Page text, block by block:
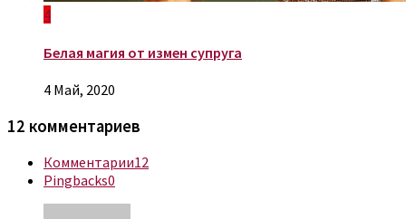
4
Белая магия от измен супруга
4 Май, 2020
12 комментариев
Комментарии12
Pingbacks0